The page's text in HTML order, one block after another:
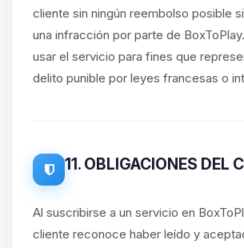
cliente sin ningún reembolso posible
una infracción por parte de
usar el servicio para fines que
delito punible por leyes francesas o
11. OBLIGACIONES DEL
Al suscribirse a un servicio en
cliente reconoce haber leído y